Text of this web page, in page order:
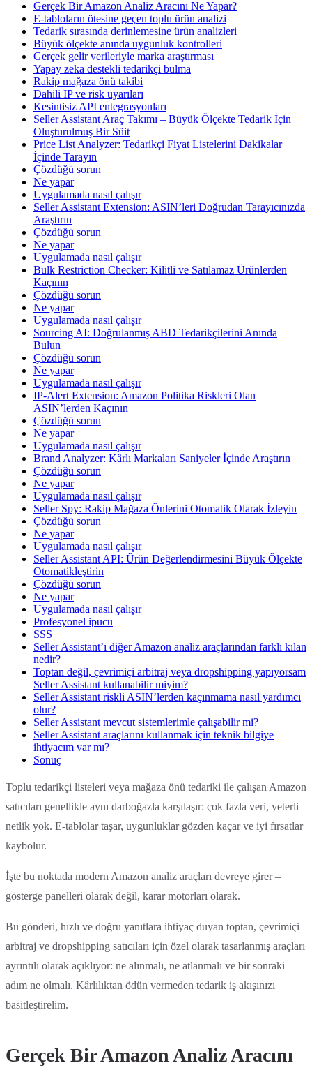
Gerçek Bir Amazon Analiz Aracını Ne Yapar?
E-tabloların ötesine geçen toplu ürün analizi
Tedarik sırasında derinlemesine ürün analizleri
Büyük ölçekte anında uygunluk kontrolleri
Gerçek gelir verileriyle marka araştırması
Yapay zeka destekli tedarikçi bulma
Rakip mağaza önü takibi
Dahili IP ve risk uyarıları
Kesintisiz API entegrasyonları
Seller Assistant Araç Takımı – Büyük Ölçekte Tedarik İçin
Oluşturulmuş Bir Süit
Price List Analyzer: Tedarikçi Fiyat Listelerini Dakikalar
İçinde Tarayın
Çözdüğü sorun
Ne yapar
Uygulamada nasıl çalışır
Seller Assistant Extension: ASIN’leri Doğrudan Tarayıcınızda
Araştırın
Çözdüğü sorun
Ne yapar
Uygulamada nasıl çalışır
Bulk Restriction Checker: Kilitli ve Satılamaz Ürünlerden
Kaçının
Çözdüğü sorun
Ne yapar
Uygulamada nasıl çalışır
Sourcing AI: Doğrulanmış ABD Tedarikçilerini Anında
Bulun
Çözdüğü sorun
Ne yapar
Uygulamada nasıl çalışır
IP-Alert Extension: Amazon Politika Riskleri Olan
ASIN’lerden Kaçının
Çözdüğü sorun
Ne yapar
Uygulamada nasıl çalışır
Brand Analyzer: Kârlı Markaları Saniyeler İçinde Araştırın
Çözdüğü sorun
Ne yapar
Uygulamada nasıl çalışır
Seller Spy: Rakip Mağaza Önlerini Otomatik Olarak İzleyin
Çözdüğü sorun
Ne yapar
Uygulamada nasıl çalışır
Seller Assistant API: Ürün Değerlendirmesini Büyük Ölçekte
Otomatikleştirin
Çözdüğü sorun
Ne yapar
Uygulamada nasıl çalışır
Profesyonel ipucu
SSS
Seller Assistant’ı diğer Amazon analiz araçlarından farklı kılan
nedir?
Toptan değil, çevrimiçi arbitraj veya dropshipping yapıyorsam
Seller Assistant kullanabilir miyim?
Seller Assistant riskli ASIN’lerden kaçınmama nasıl yardımcı
olur?
Seller Assistant mevcut sistemlerimle çalışabilir mi?
Seller Assistant araçlarını kullanmak için teknik bilgiye
ihtiyacım var mı?
Sonuç
Toplu tedarikçi listeleri veya mağaza önü tedariki ile çalışan Amazon
satıcıları genellikle aynı darboğazla karşılaşır: çok fazla veri, yeterli
netlik yok. E-tablolar taşar, uygunluklar gözden kaçar ve iyi fırsatlar
kaybolur.
İşte bu noktada modern Amazon analiz araçları devreye girer –
gösterge panelleri olarak değil, karar motorları olarak.
Bu gönderi, hızlı ve doğru yanıtlara ihtiyaç duyan toptan, çevrimiçi
arbitraj ve dropshipping satıcıları için özel olarak tasarlanmış araçları
ayrıntılı olarak açıklıyor: ne alınmalı, ne atlanmalı ve bir sonraki
adım ne olmalı. Kârlılıktan ödün vermeden tedarik iş akışınızı
basitleştirelim.
Gerçek Bir Amazon Analiz Aracını